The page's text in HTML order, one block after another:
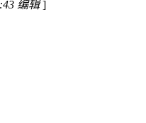
编辑]